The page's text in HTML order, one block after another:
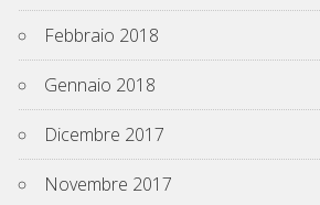
Febbraio 2018
Gennaio 2018
Dicembre 2017
Novembre 2017